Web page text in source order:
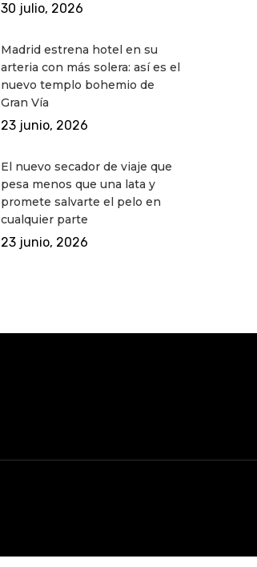
30 julio, 2026
Madrid estrena hotel en su
arteria con más solera: así es el
nuevo templo bohemio de
Gran Vía
23 junio, 2026
El nuevo secador de viaje que
pesa menos que una lata y
promete salvarte el pelo en
cualquier parte
23 junio, 2026